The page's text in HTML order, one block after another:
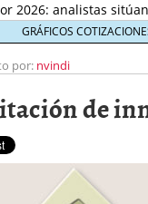
2026: analistas
01/2026
alerta sobre el
GRÁFICOS
por: nvindi
de